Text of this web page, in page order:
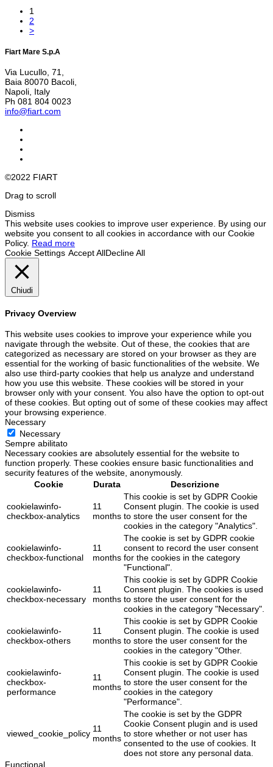
1
2
>
Fiart Mare S.p.A
Via Lucullo, 71,
Baia 80070 Bacoli,
Napoli, Italy
Ph 081 804 0023
info@fiart.com
©2022 FIART
Drag to scroll
Dismiss
This website uses cookies to improve user experience. By using our
website you consent to all cookies in accordance with our Cookie
Policy. Read more
Cookie Settings Accept AllDecline All
Chiudi
Privacy Overview
This website uses cookies to improve your experience while you
navigate through the website. Out of these, the cookies that are
categorized as necessary are stored on your browser as they are
essential for the working of basic functionalities of the website. We
also use third-party cookies that help us analyze and understand
how you use this website. These cookies will be stored in your
browser only with your consent. You also have the option to opt-out
of these cookies. But opting out of some of these cookies may affect
your browsing experience.
Necessary
Necessary
Sempre abilitato
Necessary cookies are absolutely essential for the website to
function properly. These cookies ensure basic functionalities and
security features of the website, anonymously.
Cookie
Durata Descrizione
cookielawinfo-
checkbox-analytics
11
months
This cookie is set by GDPR Cookie
Consent plugin. The cookie is used
to store the user consent for the
cookies in the category "Analytics".
cookielawinfo-
checkbox-functional
11
months
The cookie is set by GDPR cookie
consent to record the user consent
for the cookies in the category
"Functional".
cookielawinfo-
checkbox-necessary
11
months
This cookie is set by GDPR Cookie
Consent plugin. The cookies is used
to store the user consent for the
cookies in the category "Necessary".
cookielawinfo-
checkbox-others
11
months
This cookie is set by GDPR Cookie
Consent plugin. The cookie is used
to store the user consent for the
cookies in the category "Other.
cookielawinfo-
checkbox-
performance
11
months
This cookie is set by GDPR Cookie
Consent plugin. The cookie is used
to store the user consent for the
cookies in the category
"Performance".
viewed_cookie_policy 11
months
The cookie is set by the GDPR
Cookie Consent plugin and is used
to store whether or not user has
consented to the use of cookies. It
does not store any personal data.
Functional